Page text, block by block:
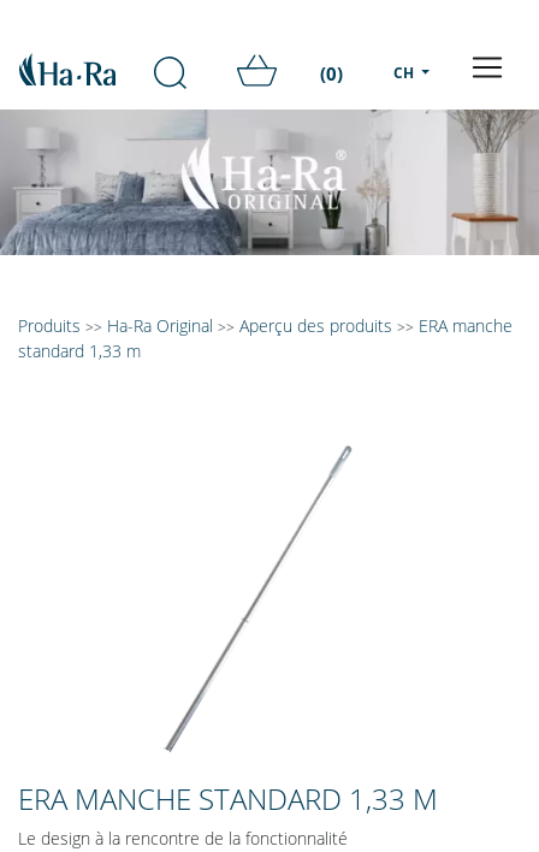
(0) CH
Produits >> Ha-Ra Original >> Aperçu des produits >> ERA manche
standard 1,33 m
ERA MANCHE STANDARD 1,33 M
Le design à la rencontre de la fonctionnalité